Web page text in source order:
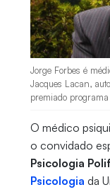
Jorge Forbes é
Jacques Lacan,
premiado programa
O médico
o convidado
Psicologia
Psicologia da